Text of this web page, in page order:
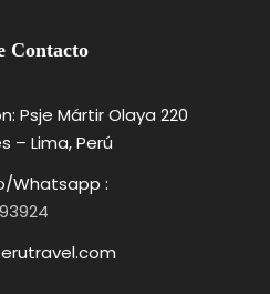
Contacto
Psje Mártir Olaya 220
– Lima, Perú
Whatsapp :